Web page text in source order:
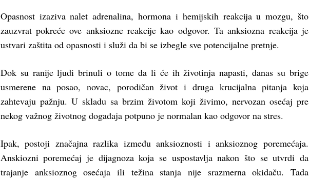
Opasnost izaziva nalet adrenalina, hormona i hemijskih reakcija u mozgu, što
zauzvrat pokreće ove anksiozne reakcije kao odgovor. Ta anksiozna reakcija je
ustvari zaštita od opasnosti i služi da bi se izbegle sve potencijalne pretnje.
Dok su ranije ljudi brinuli o tome da li će ih životinja napasti, danas su brige
usmerene na posao, novac, porodičan život i druga krucijalna pitanja koja
zahtevaju pažnju. U skladu sa brzim životom koji živimo, nervozan osećaj pre
nekog važnog životnog događaja potpuno je normalan kao odgovor na stres.
Ipak, postoji značajna razlika između anksioznosti i anksioznog poremećaja.
Anskiozni poremećaj je dijagnoza koja se uspostavlja nakon što se utvrdi da
trajanje anksioznog osećaja ili težina stanja nije srazmerna okidaču. Tada